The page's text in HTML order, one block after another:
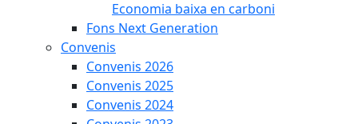
Economia baixa en carboni
Fons Next Generation
Convenis
Convenis 2026
Convenis 2025
Convenis 2024